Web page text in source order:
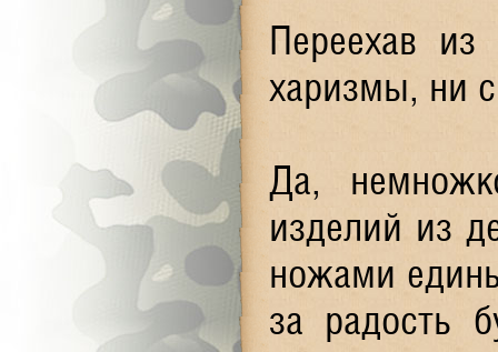
Переехав
харизмы, ни
Да,
изделий из
ножами
за радость